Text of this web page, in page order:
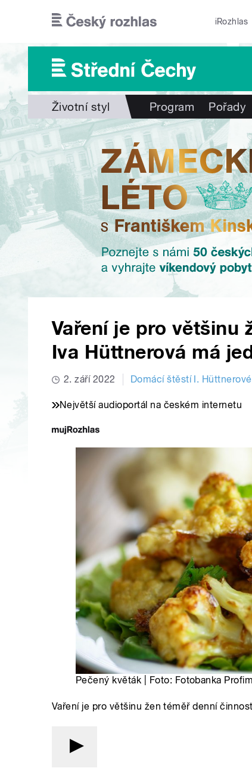
iRozhlas
Životní styl Program Pořady
Vaření je pro většinu
Iva Hüttnerová má
2. září 2022 Domácí štěstí I. Hüttnerové
Největší audioportál na českém internetu
Pečený květák | Foto: Fotobanka
Vaření je pro většinu žen téměř denní